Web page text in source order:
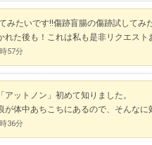
みたいです!!傷跡盲腸の傷跡試して
れた後も！これは私も是非リクエスト
57分
アットノン」初めて知りました。
が体中あちこちにあるので、そんな
36分